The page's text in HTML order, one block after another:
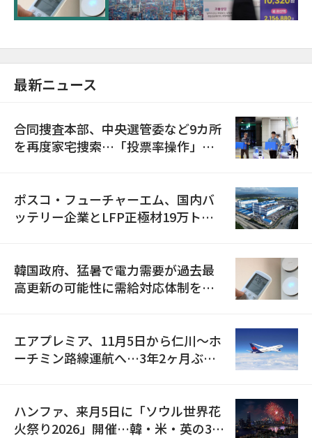
最新ニュース
合同捜査本部、中央選管委など9カ所
を再度家宅捜索…「投票率操作」の
ポスコ・フューチャーエム、国内バ
ッテリー企業とLFP正極材19万トン
韓国政府、猛暑で電力需要が過去最
高更新の可能性に需給対応体制を点
エアプレミア、11月5日から仁川〜ホ
ーチミン路線運航へ…3年2ヶ月ぶり
ハンファ、来月5日に「ソウル世界花
火祭り2026」開催…韓・米・英の3カ